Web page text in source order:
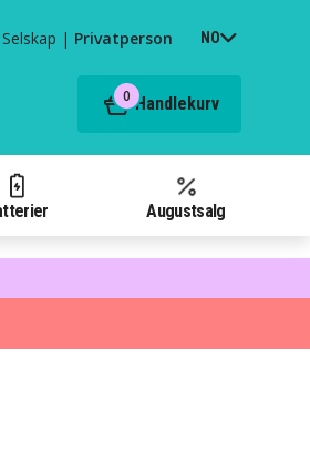
Selskap | Privatperson NO
0 Handlekurv
Augustsalg